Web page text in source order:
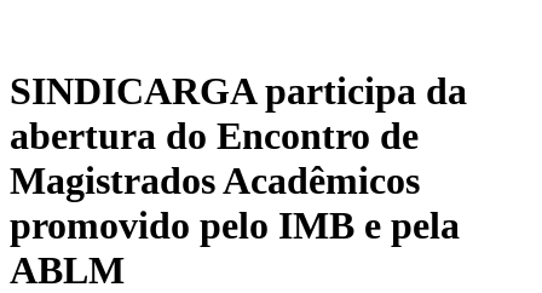
SINDICARGA participa da
abertura do Encontro de
Magistrados Acadêmicos
promovido pelo IMB e pela
ABLM